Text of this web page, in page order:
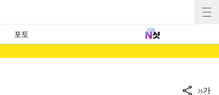
포토
가가